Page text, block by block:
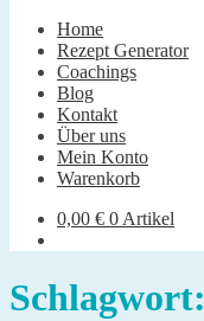
Home
Rezept Generator
Coachings
Blog
Kontakt
Über uns
Mein Konto
Warenkorb
0,00 € 0 Artikel
Schlagwort: